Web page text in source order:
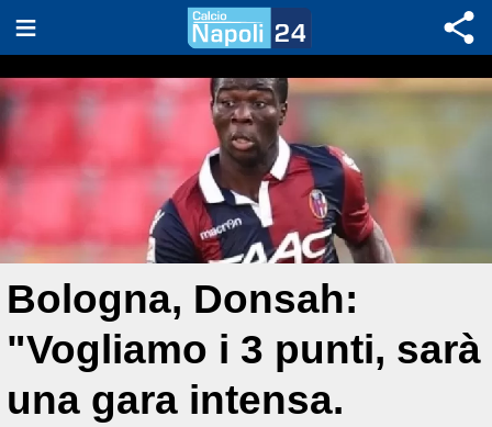
Bologna, Donsah:
"Vogliamo i 3 punti, sarà
una gara intensa.